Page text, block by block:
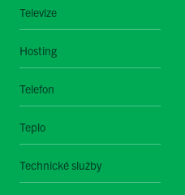
Televize
Hosting
Telefon
Teplo
Technické služby